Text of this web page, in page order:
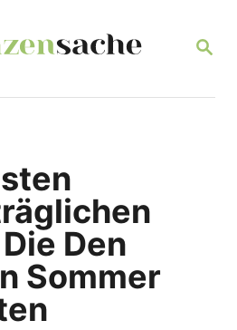
S
R
Den
Sommer